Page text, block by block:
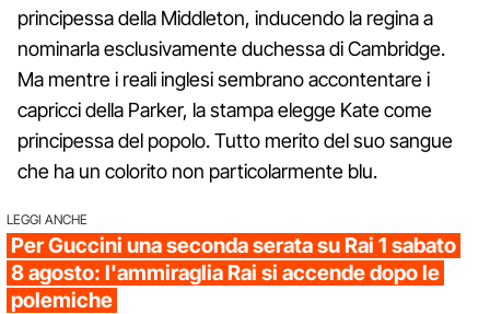
principessa della Middleton, inducendo la regina a
nominarla esclusivamente duchessa di Cambridge.
Ma mentre i reali inglesi sembrano accontentare i
capricci della Parker, la stampa elegge Kate come
principessa del popolo. Tutto merito del suo sangue
che ha un colorito non particolarmente blu.
LEGGI ANCHE
Per Guccini una seconda serata su Rai 1 sabato
8 agosto: l'ammiraglia Rai si accende dopo le
polemiche